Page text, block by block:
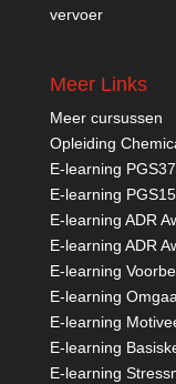
vervoer
Meer Links
Meer cursussen
Opleiding
E-learning
E-learning PGS15
E-learning ADR
E-learning ADR
E-learning
E-learning
E-learning
E-learning
E-learning